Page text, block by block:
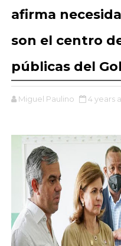
afirma
son el centro
públicas del
Miguel Paulino 4 years